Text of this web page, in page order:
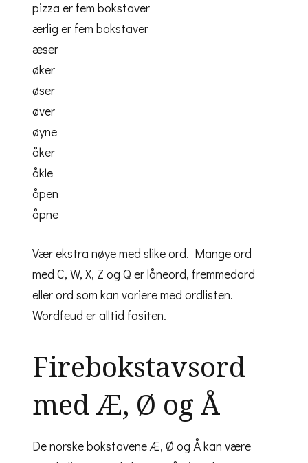
pizza er fem bokstaver
ærlig er fem bokstaver
æser
øker
øser
øver
øyne
åker
åkle
åpen
åpne
Vær ekstra nøye med slike ord. Mange ord
med C, W, X, Z og Q er låneord, fremmedord
eller ord som kan variere med ordlisten.
Wordfeud er alltid fasiten.
Firebokstavsord
med Æ, Ø og Å
De norske bokstavene Æ, Ø og Å kan være